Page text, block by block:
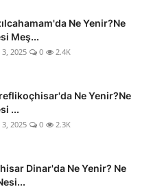
Ne Yenir?Ne
Meş...
2025 0 2.4K
Ne Yenir?Ne
...
2025 0 2.3K
Dinar'da Ne Yenir? Ne